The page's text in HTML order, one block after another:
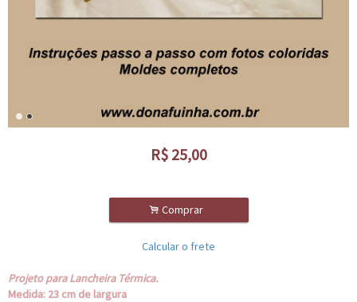
R$ 25,00
. Comprar
Calcular o frete
Projeto para Lancheira Térmica.
Medida: 23 cm de largura